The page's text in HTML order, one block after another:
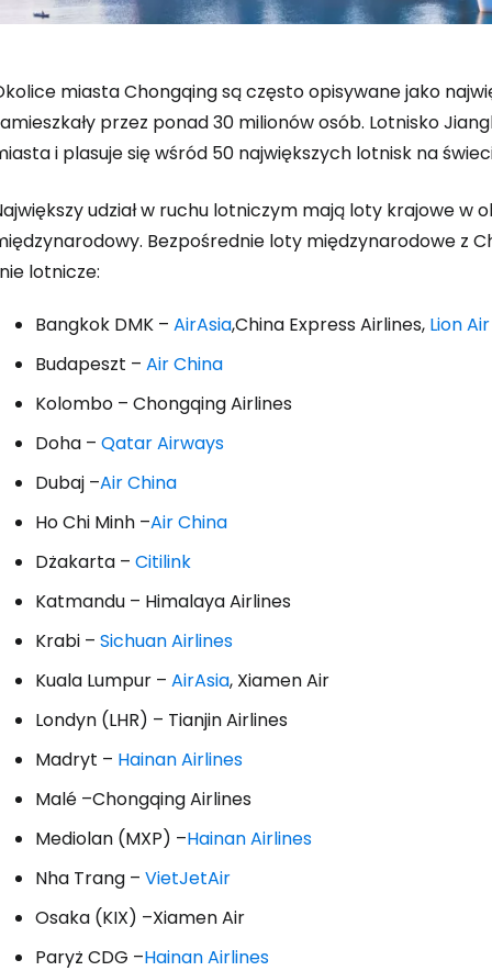
miasta Chongqing są często opisywane jako
przez ponad 30 milionów osób. Lotnisko
i plasuje się wśród 50 największych lotnisk na
udział w ruchu lotniczym mają loty krajowe w
Bezpośrednie loty międzynarodowe z
lotnicze:
Bangkok DMK – AirAsia,China Express Airlines, Lion Air
Budapeszt – Air China
Kolombo – Chongqing Airlines
Doha – Qatar Airways
Dubaj –Air China
Ho Chi Minh –Air China
Dżakarta – Citilink
Katmandu – Himalaya Airlines
Krabi – Sichuan Airlines
Kuala Lumpur – AirAsia, Xiamen Air
Londyn (LHR) – Tianjin Airlines
Madryt – Hainan Airlines
Malé –Chongqing Airlines
Mediolan (MXP) –Hainan Airlines
Nha Trang – VietJetAir
Osaka (KIX) –Xiamen Air
Paryż CDG –Hainan Airlines
Zaloguj się
... światowej społeczności